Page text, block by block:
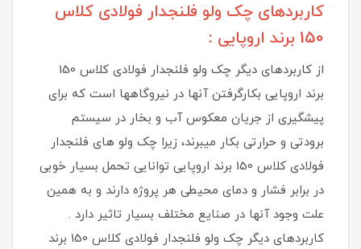
کاربردهای چک ولو فلنجدار فولادی کلاس
150 برند اروپایی :
از کاربردهای دیگر چک ولو فلنجدار فولادی کلاس 150
برند اروپایی بکارگرفتن آنها در نیروگاهها است که برای
پیشگیری از جریان معکوس آب و بخار در سیستم
برودتی و حرارتی بکار میبرند، زیرا چک ولو های فلنجدار
فولادی کلاس 150 برند اروپایی توانایی تحمل بسیار خوبی
در برابر فشار و دمای محیطی هر پروژه دارند و به همین
علت وجود آنها در صنایع مختلف بسیار تاثیر دارد .
کاربردهای دیگر چک ولو فلنجدار فولادی کلاس 150 برند